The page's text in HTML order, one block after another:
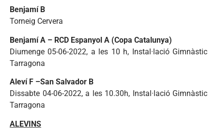
Benjamí B
Torneig Cervera
Benjamí A – RCD Espanyol A (Copa Catalunya)
Diumenge 05-06-2022, a les 10 h, Instal·lació Gimnàstic
Tarragona
Aleví F –San Salvador B
Dissabte 04-06-2022, a les 10.30h, Instal·lació Gimnàstic
Tarragona
ALEVINS